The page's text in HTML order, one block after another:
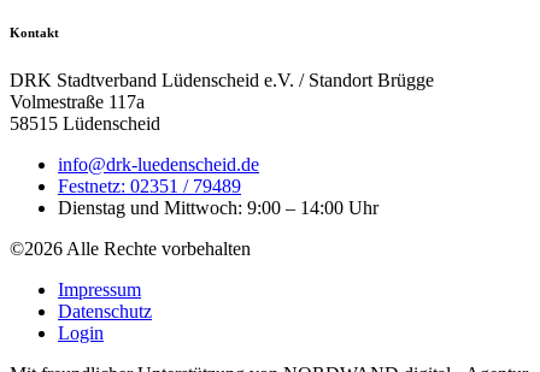
Kontakt
DRK Stadtverband Lüdenscheid e.V. / Standort Brügge
Volmestraße 117a
58515 Lüdenscheid
info@drk-luedenscheid.de
Festnetz: 02351 / 79489
Dienstag und Mittwoch: 9:00 – 14:00 Uhr
©2026 Alle Rechte vorbehalten
Impressum
Datenschutz
Login